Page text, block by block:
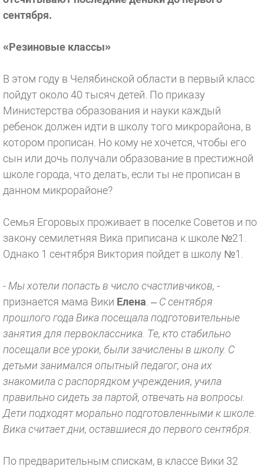
сентября.
«Резиновые классы»
В этом году в Челябинской области в первый класс
пойдут около 40 тысяч детей. По приказу
Министерства образования и науки каждый
ребенок должен идти в школу того микрорайона, в
котором прописан. Но кому не хочется, чтобы его
сын или дочь получали образование в престижной
школе города, что делать, если ты не прописан в
данном микрорайоне?
Семья Егоровых проживает в поселке Советов и по
закону семилетняя Вика приписана к школе №21.
Однако 1 сентября Виктория пойдет в школу №1.
- Мы хотели попасть в число счастливчиков, -
признается мама Вики Елена . – С сентября
прошлого года Вика посещала подготовительные
занятия для первоклассника. Те, кто стабильно
посещали все уроки, были зачислены в школу. С
детьми занимался опытный педагог, она их
знакомила с распорядком учреждения, учила
правильно сидеть за партой, отвечать на вопросы.
Дети подходят морально подготовленными к школе.
Вика считает дни, оставшиеся до первого сентября.
По предварительным спискам, в классе Вики 32